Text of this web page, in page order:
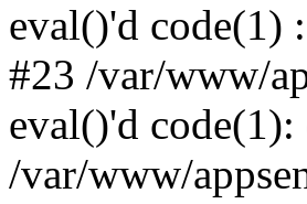
eval()'d code(1)
#23 /var/www/
eval()'d
/var/www/